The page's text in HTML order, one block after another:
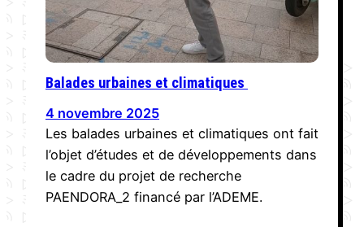
Balades urbaines et climatiques
4 novembre 2025
Les balades urbaines et climatiques ont fait
l’objet d’études et de développements dans
le cadre du projet de recherche
PAENDORA_2 financé par l’ADEME.